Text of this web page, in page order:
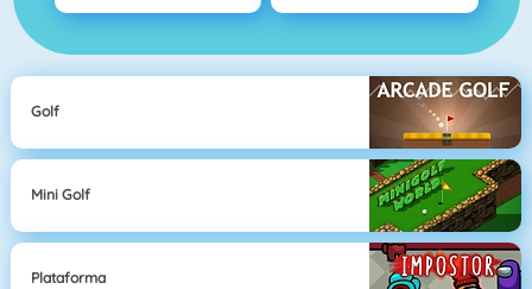
Golf
Mini Golf
Plataforma